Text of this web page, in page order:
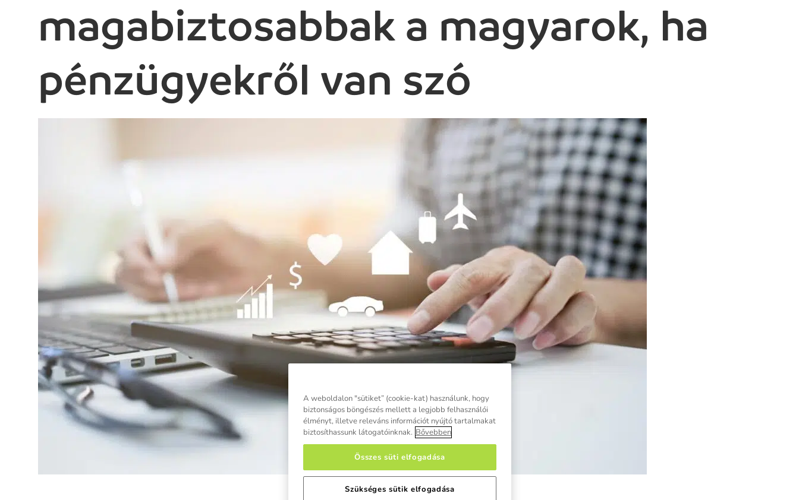
magabiztosabbak a magyarok, ha
pénzügyekről van szó
A weboldalon "sütiket” (cookie-kat) használunk, hogy
biztonságos böngészés mellett a legjobb felhasználói
élményt, illetve releváns információt nyújtó tartalmakat
biztosíthassunk látogatóinknak. Bővebben
Összes süti elfogadása
Szükséges sütik elfogadása